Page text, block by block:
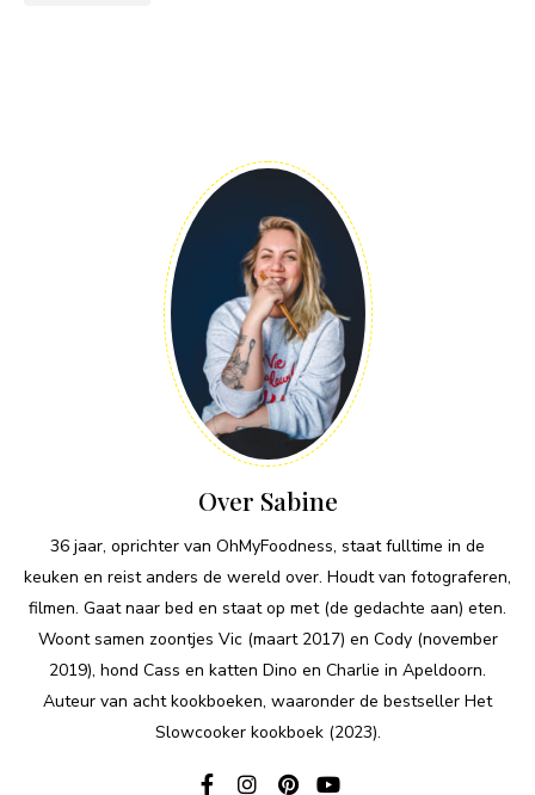
Over Sabine
36 jaar, oprichter van OhMyFoodness, staat fulltime in de
keuken en reist anders de wereld over. Houdt van fotograferen,
filmen. Gaat naar bed en staat op met (de gedachte aan) eten.
Woont samen zoontjes Vic (maart 2017) en Cody (november
2019), hond Cass en katten Dino en Charlie in Apeldoorn.
Auteur van acht kookboeken, waaronder de bestseller Het
Slowcooker kookboek (2023).